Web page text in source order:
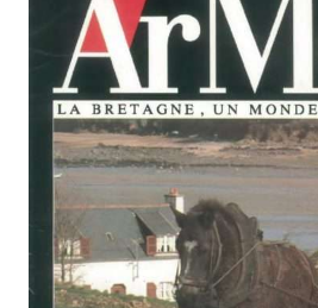
options
peuvent
être
choisies
sur
page
du
produit